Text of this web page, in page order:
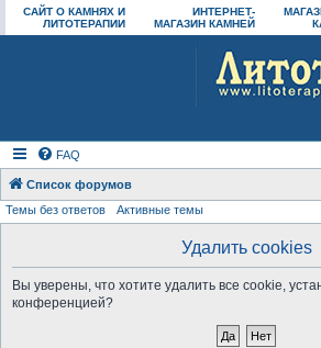
САЙТ О КАМНЯХ И
ЛИТОТЕРАПИИ
ИНТЕРНЕТ-
МАГАЗИН КАМНЕЙ
FAQ
Список форумов
Темы без ответов Активные темы
Удалить cookies
Вы уверены, что хотите удалить все cookie,
конференцией?